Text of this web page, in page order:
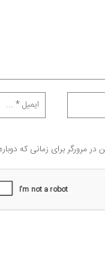
در مرورگر برای زمانی که